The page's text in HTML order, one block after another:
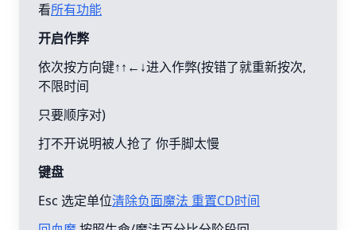
看所有功能
开启作弊
依次按方向键↑↑←↓进入作弊(按错了就重新按次,
不限时间
只要顺序对)
打不开说明被人抢了 你手脚太慢
键盘
Esc 选定单位清除负面魔法 重置CD时间